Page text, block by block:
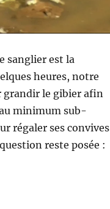
sanglier est la
heures, notre
grandir le gibier afin
minimum sub-
régaler ses convives
reste posée :
?! (video) »